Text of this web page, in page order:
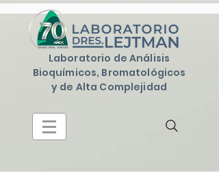
Laboratorio de Análisis
Bioquímicos, Bromatológicos
y de Alta Complejidad